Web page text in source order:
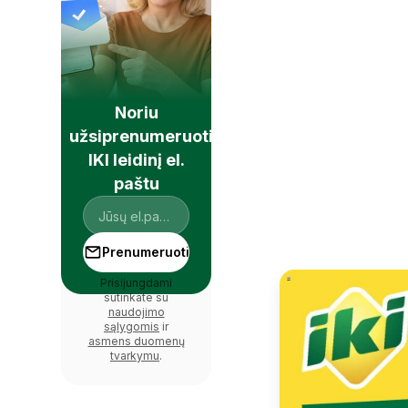
Noriu
užsiprenumeruoti
IKI leidinį el.
paštu
Prenumeruoti
Prisijungdami
sutinkate su
naudojimo
sąlygomis ir
asmens duomenų
tvarkymu.